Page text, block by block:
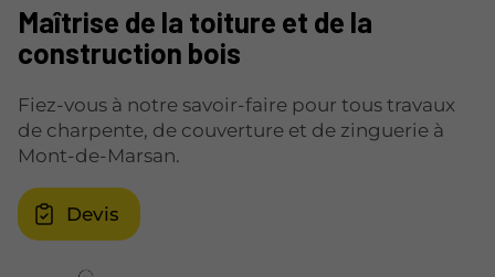
Maîtrise de la toiture et de la
construction bois
Fiez-vous à notre savoir-faire pour tous travaux
de charpente, de couverture et de zinguerie à
Mont-de-Marsan.
Devis